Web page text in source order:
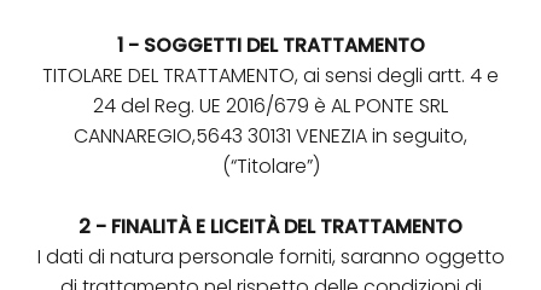
1 - SOGGETTI DEL TRATTAMENTO
TITOLARE DEL TRATTAMENTO, ai sensi degli artt. 4 e
24 del Reg. UE 2016/679 è AL PONTE SRL
CANNAREGIO,5643 30131 VENEZIA in seguito,
(“Titolare”)
2 - FINALITÀ E LICEITÀDEL TRATTAMENTO
I dati di natura personale forniti, saranno oggetto